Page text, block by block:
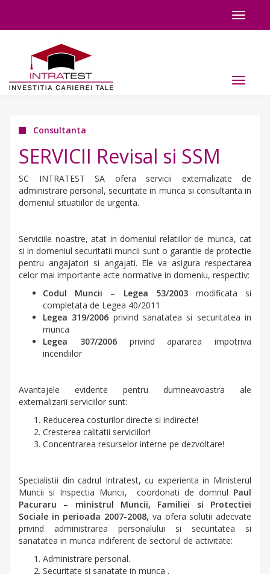
Toggle
Toggle
Consultanta
SERVICII Revisal si SSM
SC INTRATEST SA ofera servicii externalizate de
administrare personal, securitate in munca si consultanta in
domeniul situatiilor de urgenta.
Serviciile noastre, atat in domeniul relatiilor de munca, cat
si in domeniul securitatii muncii sunt o garantie de protectie
pentru angajatori si angajati. Ele va asigura respectarea
celor mai importante acte normative in domeniu, respectiv:
Codul Muncii – Legea 53/2003modificata si
completata de Legea 40/2011
Legea 319/2006 privind sanatatea si securitatea in
munca
Legea 307/2006privind apararea impotriva
incendiilor
Avantajele evidente pentru dumneavoastra ale
externalizarii serviciilor sunt:
Reducerea costurilor directe si indirecte!
Cresterea calitatii serviciilor!
Concentrarea resurselor interne pe dezvoltare!
Specialistii din cadrul Intratest, cu experienta in Ministerul
Muncii si Inspectia Muncii, coordonati de domnul Paul
Pacuraru – ministrul Muncii, Familiei si Protectiei
Sociale in perioada 2007-2008, va ofera solutii adecvate
privind administrarea personalului si securitatea si
sanatatea in munca indiferent de sectorul de activitate:
Administrare personal.
Securitate si sanatate in munca .